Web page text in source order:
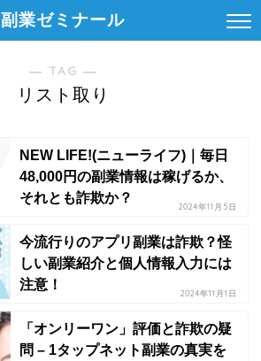
副業ゼミナール
― TAG ―
リスト取り
NEW LIFE!(ニューライフ)｜毎日
48,000円の副業情報は稼げるか、
それとも詐欺か？
2024年11月5日
今流行りのアプリ副業は詐欺？怪
しい副業紹介と個人情報入力には
注意！
2024年11月1日
「オンリーワン」評価と詐欺の疑
問 – 1タップネット副業の真実を